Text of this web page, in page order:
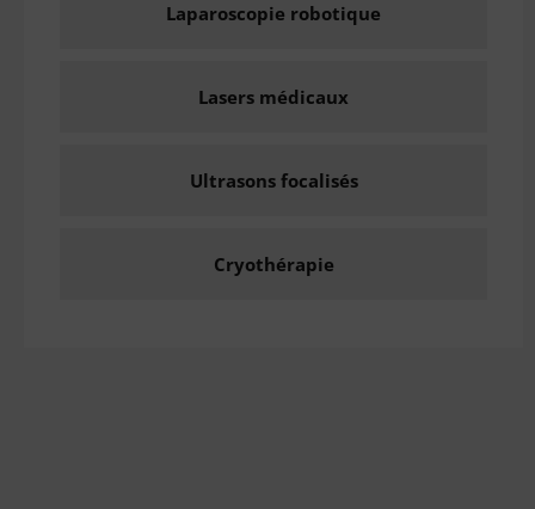
Laparoscopie robotique
Lasers médicaux
Ultrasons focalisés
Cryothérapie